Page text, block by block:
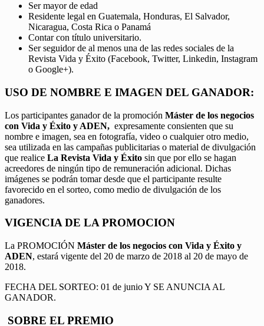
Ser mayor de edad
Residente legal en Guatemala, Honduras, El Salvador,
Nicaragua, Costa Rica o Panamá
Contar con título universitario.
Ser seguidor de al menos una de las redes sociales de la
Revista Vida y Éxito (Facebook, Twitter, Linkedin, Instagram
o Google+).
USO DE NOMBRE E IMAGEN DEL GANADOR:
Los participantes ganador de la promoción Máster de los negocios
con Vida y Éxito y ADEN, expresamente consienten que su
nombre e imagen, sea en fotografía, video o cualquier otro medio,
sea utilizada en las campañas publicitarias o material de divulgación
que realice La Revista Vida y Éxito sin que por ello se hagan
acreedores de ningún tipo de remuneración adicional. Dichas
imágenes se podrán tomar desde que el participante resulte
favorecido en el sorteo, como medio de divulgación de los
ganadores.
VIGENCIA DE LA PROMOCION
La PROMOCIÓN Máster de los negocios con Vida y Éxito y
ADEN, estará vigente del 20 de marzo de 2018 al 20 de mayo de
2018.
FECHA DEL SORTEO: 01 de junio Y SE ANUNCIA AL
GANADOR.
SOBRE EL PREMIO